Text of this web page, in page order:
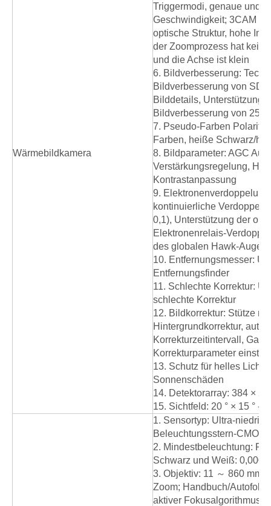
Wärmebildkamera
Triggermodi, genaue und
Geschwindigkeit; 3CAM -
optische Struktur, hohe
der Zoomprozess hat
und die Achse ist klein
6. Bildverbesserung:
Bildverbesserung von
Bilddetails, Unterstützung
Bildverbesserung von 255
7. Pseudo-Farben
Farben, heiße Schwarz/
8. Bildparameter: AGC
Verstärkungsregelung,
Kontrastanpassung
9.
kontinuierliche
0,1), Unterstützung der
Elektronenrelais-
des globalen Hawk-Auge-
10. Entfernungsmesser:
Entfernungsfinder
11. Schlechte Korrektur:
schlechte Korrektur
12. Bildkorrektur: Stütze
Hintergrundkorrektur,
Korrekturzeitintervall,
Korrekturparameter
13. Schutz für helles Licht:
Sonnenschäden
14. Detektorarray: 384 ×
15. Sichtfeld: 20 ° × 15 ° - 4
1. Sensortyp: Ultra-niedrige
Beleuchtungsstern-CMOs
2. Mindestbeleuchtung:
Schwarz und Weiß:
3. Objektiv: 11 ～ 860 mm,
Zoom; Handbuch/
aktiver Fokusalgorithmus